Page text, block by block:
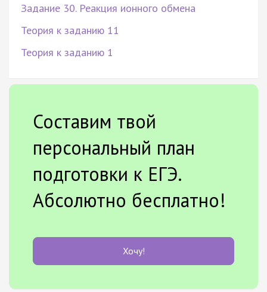
Задание 30. Реакция ионного обмена
Теория к заданию 11
Теория к заданию 1
Составим твой
персональный план
подготовки к ЕГЭ.
Абсолютно бесплатно!
Хочу!